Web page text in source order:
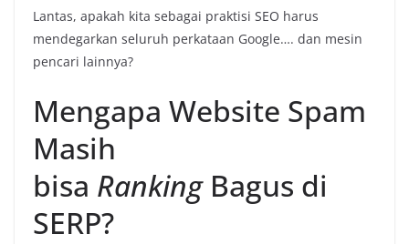
Lantas, apakah kita sebagai praktisi SEO harus
mendegarkan seluruh perkataan Google…. dan mesin
pencari lainnya?
Mengapa Website Spam
Masih
bisa Ranking Bagus di
SERP?